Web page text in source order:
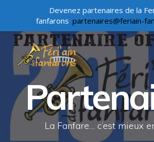
Passer
au
contenu
La Fanfare… c’est mieux
Devenez partenaires de la
fanfarons partenaires@feriain-